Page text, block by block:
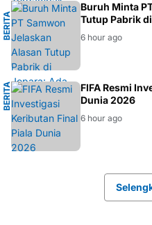
B
E
R
I
T
A
E
K
O
N
O
MI
Buruh Minta
Tutup Pabrik
6 hour ago
B
E
R
IT
A
B
O
LA
FIFA Resmi
Dunia 2026
6 hour ago